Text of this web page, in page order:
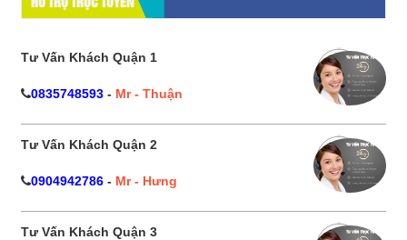
HỔ TRỢ TRỰC TUYẾN
Tư Vấn Khách Quận 1
0835748593 - Mr - Thuận
Tư Vấn Khách Quận 2
0904942786 - Mr - Hưng
Tư Vấn Khách Quận 3